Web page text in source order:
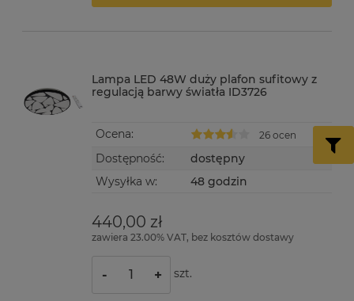
Lampa LED 48W duży plafon sufitowy z
regulacją barwy światła ID3726
Ocena: 26 ocen
Dostępność:
dostępny
Wysyłka w:
48 godzin
440,00 zł
zawiera 23.00% VAT, bez kosztów dostawy
- + szt.